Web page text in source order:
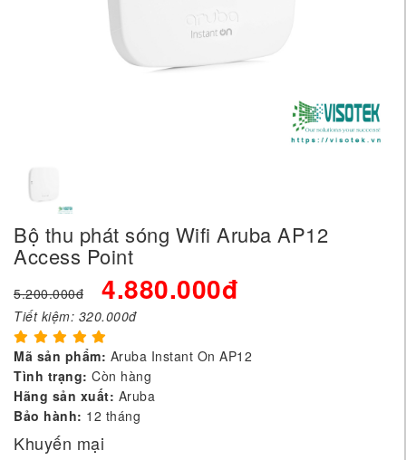
Bộ thu phát sóng Wifi Aruba AP12
Access Point
5.200.000đ 4.880.000đ
Tiết kiệm: 320.000đ
Mã sản phẩm: Aruba Instant On AP12
Tình trạng: Còn hàng
Hãng sản xuất: Aruba
Bảo hành: 12 tháng
Khuyến mại